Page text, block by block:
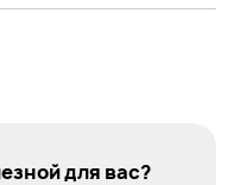
для вас?